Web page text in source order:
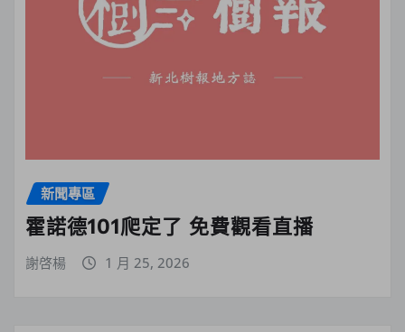
新聞專區
霍諾德101爬定了 免費觀看直播
謝啓楊 1 月 25, 2026